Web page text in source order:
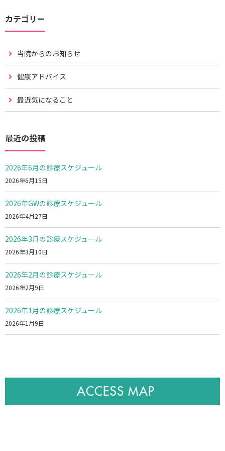
カテゴリー
当院からのお知らせ
健康アドバイス
最近気になること
最近の投稿
2026年6月の診療スケジュール
2026年6月15日
2026年GWの診療スケジュール
2026年4月27日
2026年3月の診療スケジュール
2026年3月10日
2026年2月の診療スケジュール
2026年2月9日
2026年1月の診療スケジュール
2026年1月9日